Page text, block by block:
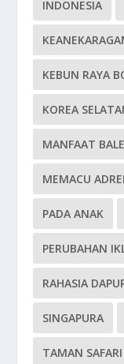
INDONESIA
KEBUN RAYA
KOREA
MANFAAT
MEMACU
PADA ANAK
PERUBAHAN
RAHASIA
SINGAPURA
TAMAN